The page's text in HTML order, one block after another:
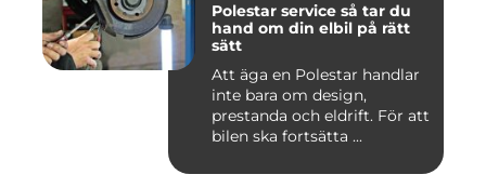
Polestar service så tar du
hand om din elbil på rätt
sätt
Att äga en Polestar handlar
inte bara om design,
prestanda och eldrift. För att
bilen ska fortsätta ...